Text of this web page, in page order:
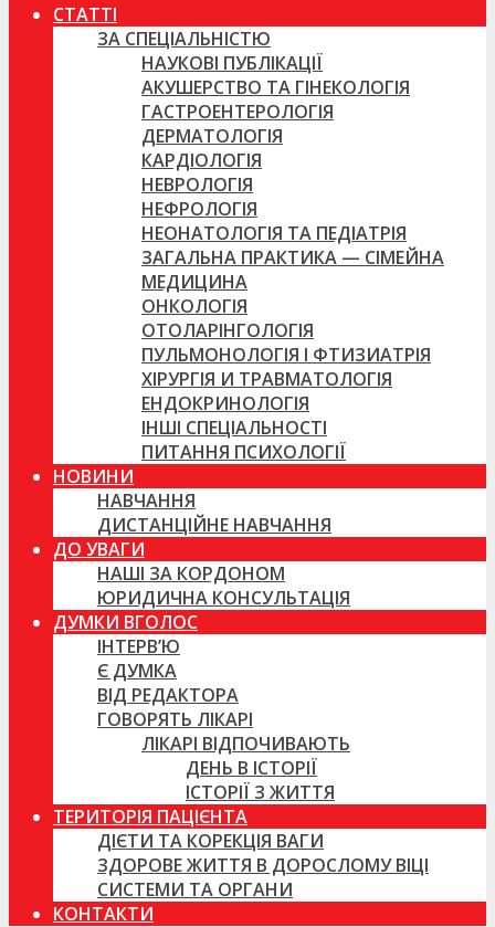
СТАТТІ
ЗА СПЕЦІАЛЬНІСТЮ
НАУКОВІ ПУБЛІКАЦІЇ
АКУШЕРСТВО ТА ГІНЕКОЛОГІЯ
ГАСТРОЕНТЕРОЛОГІЯ
ДЕРМАТОЛОГІЯ
КАРДІОЛОГІЯ
НЕВРОЛОГІЯ
НЕФРОЛОГІЯ
НЕОНАТОЛОГІЯ ТА ПЕДІАТРІЯ
ЗАГАЛЬНА ПРАКТИКА — СІМЕЙНА
МЕДИЦИНА
ОНКОЛОГІЯ
ОТОЛАРІНГОЛОГІЯ
ПУЛЬМОНОЛОГІЯ І ФТИЗИАТРІЯ
ХІРУРГІЯ И ТРАВМАТОЛОГІЯ
ЕНДОКРИНОЛОГІЯ
ІНШІ СПЕЦІАЛЬНОСТІ
ПИТАННЯ ПСИХОЛОГІЇ
НОВИНИ
НАВЧАННЯ
ДИСТАНЦІЙНЕ НАВЧАННЯ
ДО УВАГИ
НАШІ ЗА КОРДОНОМ
ЮРИДИЧНА КОНСУЛЬТАЦІЯ
ДУМКИ ВГОЛОС
ІНТЕРВ’Ю
Є ДУМКА
ВІД РЕДАКТОРА
ГОВОРЯТЬ ЛІКАРІ
ЛІКАРІ ВІДПОЧИВАЮТЬ
ДЕНЬ В ІСТОРІЇ
ІСТОРІЇ З ЖИТТЯ
ТЕРИТОРІЯ ПАЦІЄНТА
ДІЄТИ ТА КОРЕКЦІЯ ВАГИ
ЗДОРОВЕ ЖИТТЯ В ДОРОСЛОМУ ВІЦІ
СИСТЕМИ ТА ОРГАНИ
КОНТАКТИ